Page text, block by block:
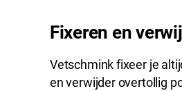
Fixeren en
Vetschmink fixeer je
en verwijder overtollig